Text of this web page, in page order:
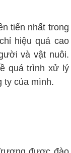
tiến nhất trong
hiệu quả cao
và vật nuôi.
quá trình xử lý
ty của mình.